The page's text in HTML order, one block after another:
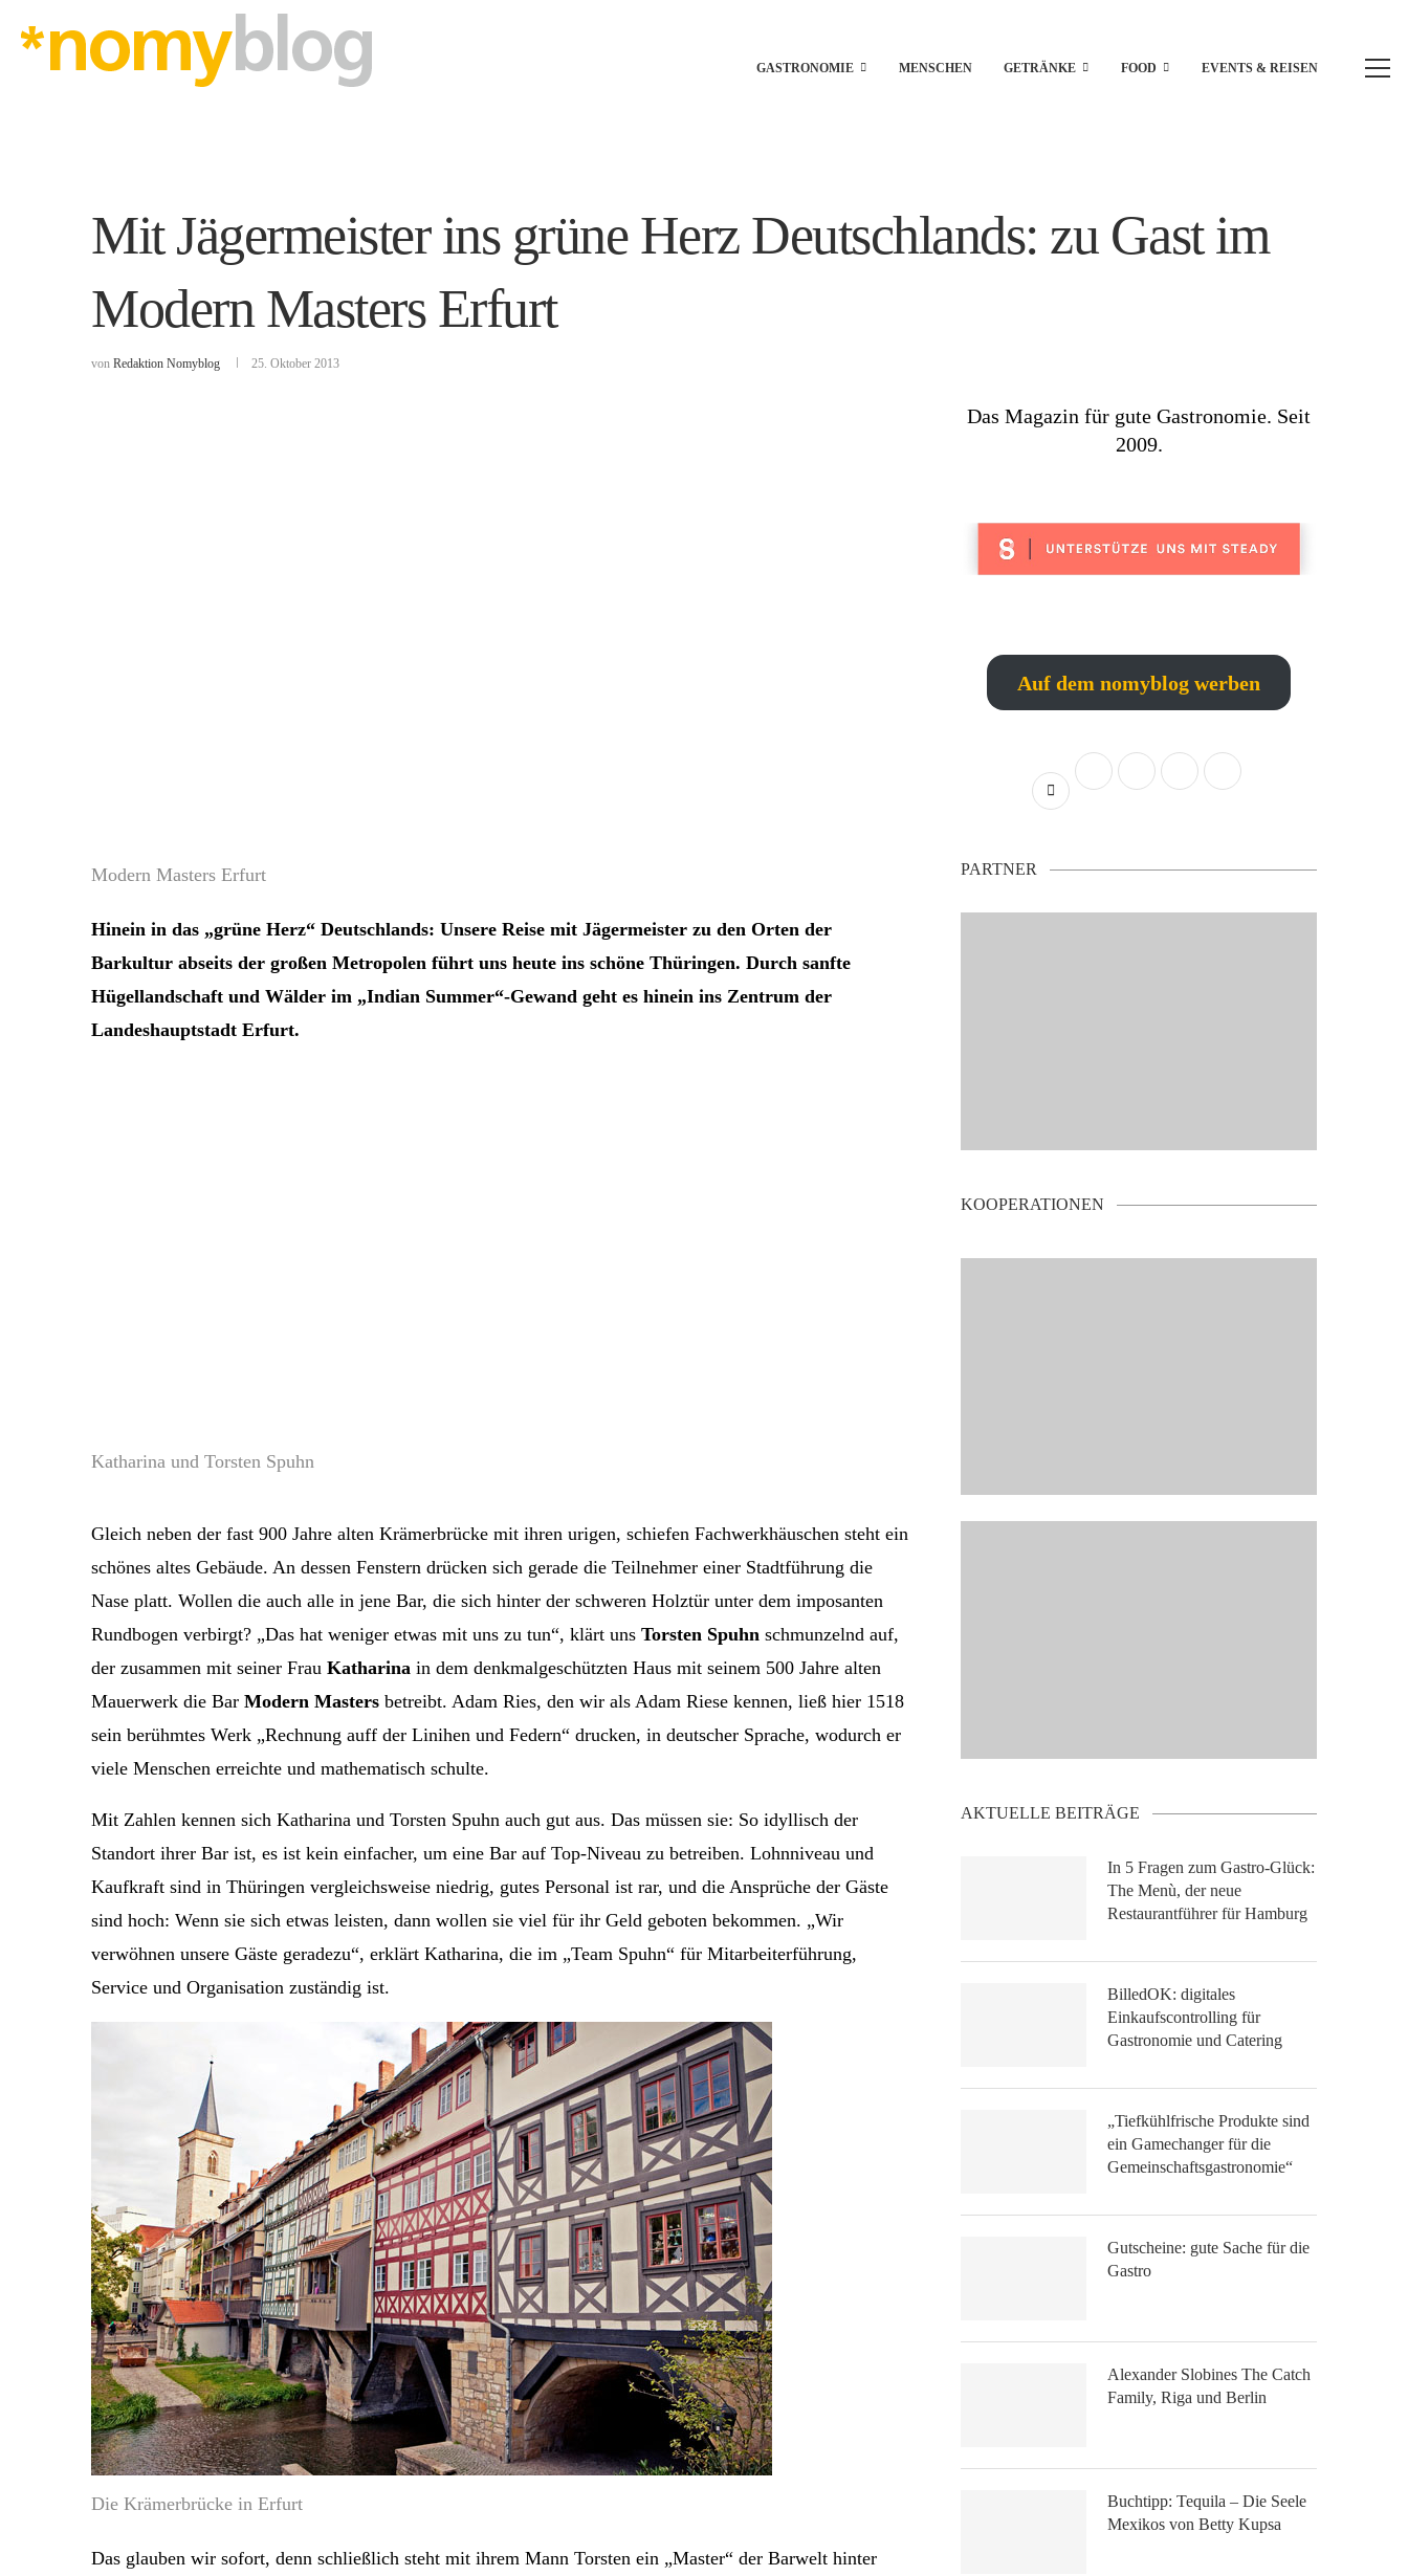
GASTRONOMIE MENSCHEN GETRÄNKE FOOD EVENTS & REISEN
Mit Jägermeister ins grüne Herz Deutschlands: zu Gast im
Modern Masters Erfurt
von Redaktion Nomyblog 25. Oktober 2013
Modern Masters Erfurt
Hinein in das „grüne Herz“ Deutschlands: Unsere Reise mit Jägermeister zu den Orten der
Barkultur abseits der großen Metropolen führt uns heute ins schöne Thüringen. Durch sanfte
Hügellandschaft und Wälder im „Indian Summer“-Gewand geht es hinein ins Zentrum der
Landeshauptstadt Erfurt.
Katharina und Torsten Spuhn
Gleich neben der fast 900 Jahre alten Krämerbrücke mit ihren urigen, schiefen Fachwerkhäuschen steht ein
schönes altes Gebäude. An dessen Fenstern drücken sich gerade die Teilnehmer einer Stadtführung die
Nase platt. Wollen die auch alle in jene Bar, die sich hinter der schweren Holztür unter dem imposanten
Rundbogen verbirgt? „Das hat weniger etwas mit uns zu tun“, klärt uns Torsten Spuhn schmunzelnd auf,
der zusammen mit seiner Frau Katharina in dem denkmalgeschützten Haus mit seinem 500 Jahre alten
Mauerwerk die Bar Modern Masters betreibt. Adam Ries, den wir als Adam Riese kennen, ließ hier 1518
sein berühmtes Werk „Rechnung auff der Linihen und Federn“ drucken, in deutscher Sprache, wodurch er
viele Menschen erreichte und mathematisch schulte.
Mit Zahlen kennen sich Katharina und Torsten Spuhn auch gut aus. Das müssen sie: So idyllisch der
Standort ihrer Bar ist, es ist kein einfacher, um eine Bar auf Top-Niveau zu betreiben. Lohnniveau und
Kaufkraft sind in Thüringen vergleichsweise niedrig, gutes Personal ist rar, und die Ansprüche der Gäste
sind hoch: Wenn sie sich etwas leisten, dann wollen sie viel für ihr Geld geboten bekommen. „Wir
verwöhnen unsere Gäste geradezu“, erklärt Katharina, die im „Team Spuhn“ für Mitarbeiterführung,
Service und Organisation zuständig ist.
Die Krämerbrücke in Erfurt
Das glauben wir sofort, denn schließlich steht mit ihrem Mann Torsten ein „Master“ der Barwelt hinter
Das Magazin für gute Gastronomie. Seit
2009.
Auf dem nomyblog werben
PARTNER
KOOPERATIONEN
AKTUELLE BEITRÄGE
In 5 Fragen zum Gastro-Glück:
The Menù, der neue
Restaurantführer für Hamburg
BilledOK: digitales
Einkaufscontrolling für
Gastronomie und Catering
„Tiefkühlfrische Produkte sind
ein Gamechanger für die
Gemeinschaftsgastronomie“
Gutscheine: gute Sache für die
Gastro
Alexander Slobines The Catch
Family, Riga und Berlin
Buchtipp: Tequila – Die Seele
Mexikos von Betty Kupsa